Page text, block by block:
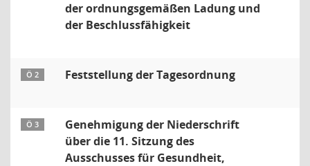
der ordnungsgemäßen Ladung und
der Beschlussfähigkeit
Ö 2 Feststellung der Tagesordnung
Ö 3
Genehmigung der Niederschrift
über die 11. Sitzung des
Ausschusses für Gesundheit,